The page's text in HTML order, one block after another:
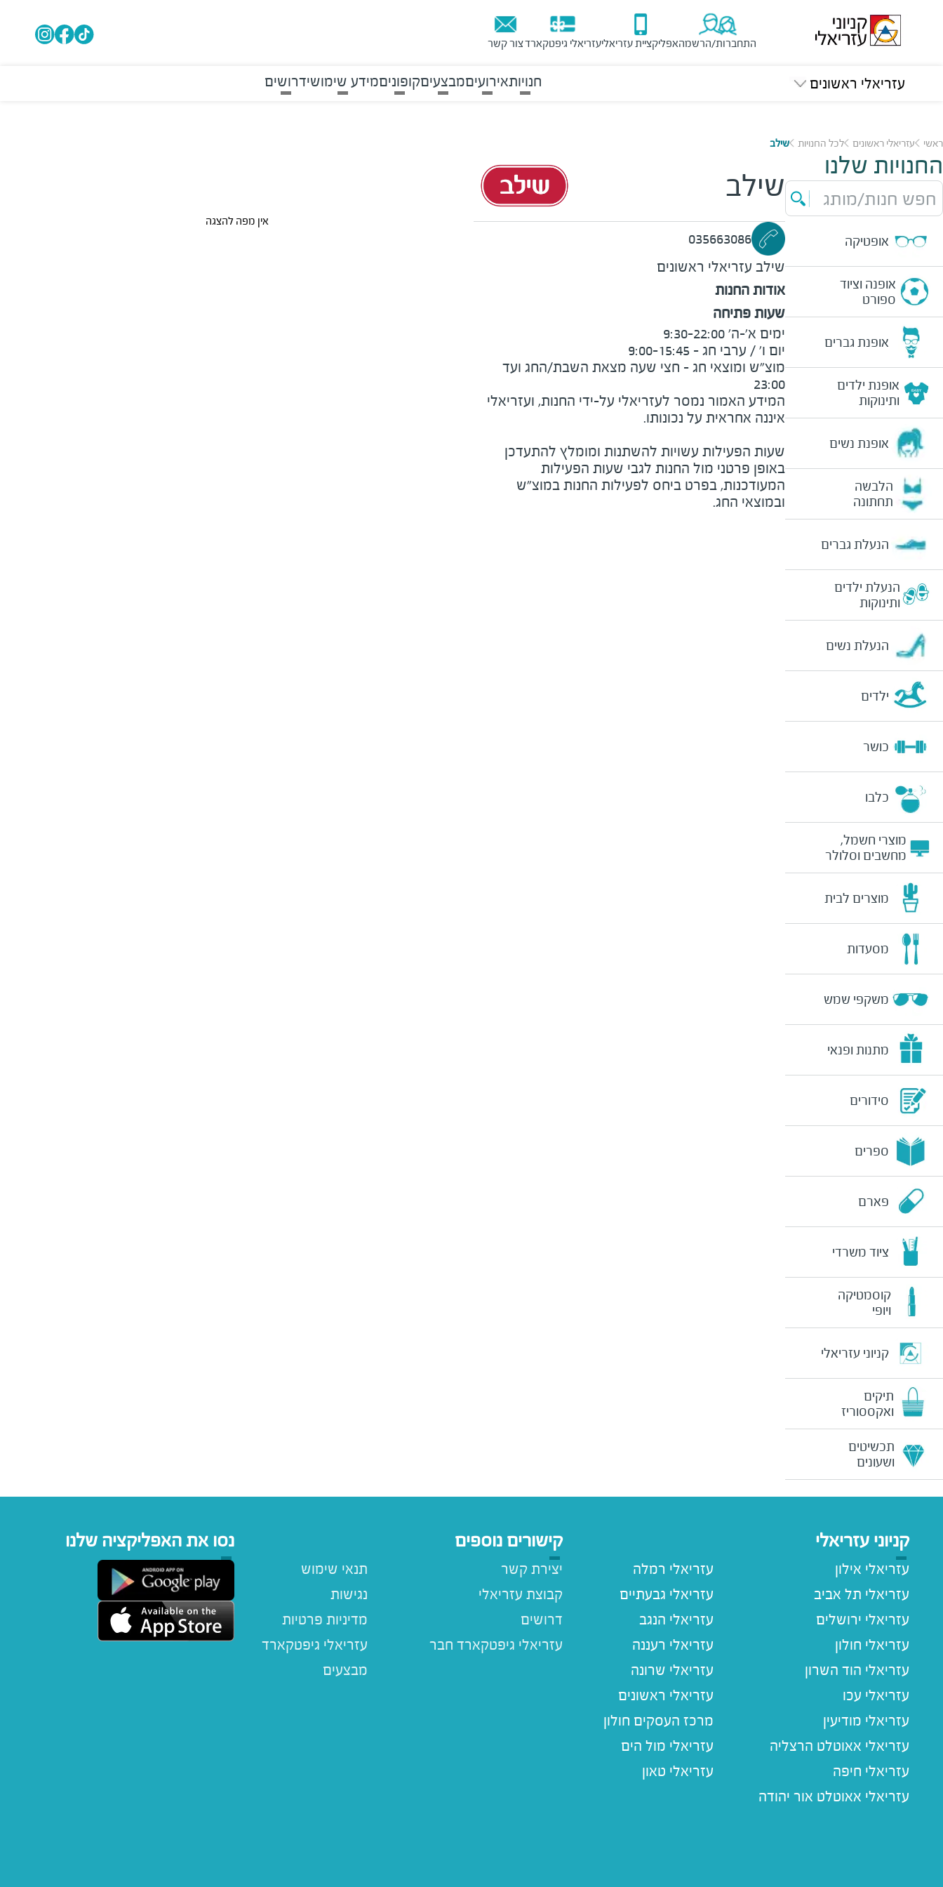
התחברות/הרשמהאפליקציית עזריאליעזריאלי גיפטקארדצור קשר
עזריאלי ראשונים חנויותאירועיםמבצעיםקופוניםמידע שימושידרושים
ראשי עזריאלי ראשונים לכל החנויות שילב
החנויות שלנו
חפש חנות/מותג
אופטיקה
אופנה וציוד
ספורט
אופנת גברים
אופנת ילדים
ותינוקות
אופנת נשים
הלבשה
תחתונה
הנעלת גברים
הנעלת ילדים
ותינוקות
הנעלת נשים
ילדים
כושר
כלבו
מוצרי חשמל,
מחשבים וסלולר
מוצרים לבית
מסעדות
משקפי שמש
מתנות ופנאי
סידורים
ספרים
פארם
ציוד משרדי
קוסמטיקה
ויופי
קניוני עזריאלי
תיקים
ואקססוריז
תכשיטים
ושעונים
שילב
035663086
שילב עזריאלי ראשונים
אודות החנות
שעות פתיחה
23:00
המידע האמור נמסר לעזריאלי על-ידי החנות, ועזריאלי
שעות הפעילות עשויות להשתנות ומומלץ להתעדכן
באופן פרטני מול החנות לגבי שעות הפעילות
המעודכנות, בפרט ביחס לפעילות החנות במוצ"ש
ובמוצאי החג.
אין מפה להצגה
קניוני עזריאלי
עזריאלי אילון
עזריאלי תל אביב
עזריאלי ירושלים
עזריאלי חולון
עזריאלי הוד השרון
עזריאלי עכו
עזריאלי מודיעין
עזריאלי אאוטלט הרצליה
עזריאלי חיפה
עזריאלי אאוטלט אור יהודה
עזריאלי רמלה
עזריאלי גבעתיים
עזריאלי הנגב
עזריאלי רעננה
עזריאלי שרונה
עזריאלי ראשונים
מרכז העסקים חולון
עזריאלי מול הים
עזריאלי טאון
קישורים נוספים
תנאי שימוש
נגישות
מדיניות פרטיות
עזריאלי גיפטקארד
מבצעים
יצירת קשר
קבוצת עזריאלי
דרושים
נסו את האפליקציה שלנו